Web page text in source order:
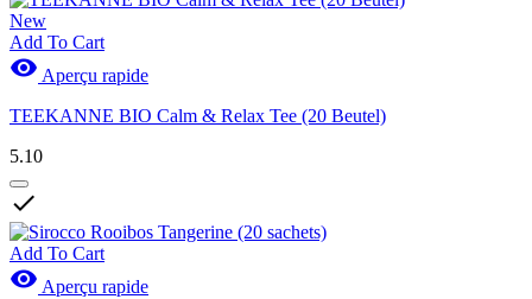
New
Add To Cart
 Aperçu rapide
TEEKANNE BIO Calm & Relax Tee (20 Beutel)
5.10

Add To Cart
 Aperçu rapide